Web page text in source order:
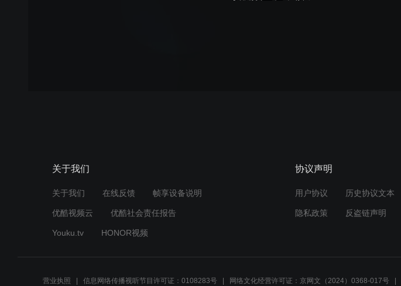
关于我们
关于我们 在线反馈 帧享设备说明
优酷视频云 优酷社会责任报告
Youku.tv HONOR视频
协议声明
用户协议 历史协议文本
隐私政策 反盗链声明
营业执照 信息网络传播视听节目许可证：0108283号 网络文化经营许可证：京网文（2024）0368-017号